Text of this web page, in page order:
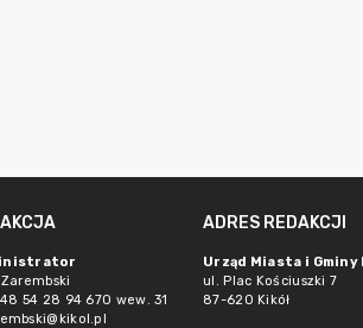
54 28 94 670 wew. 31
ADRES REDAKCJI
Urząd Miasta i Gminy
ul. Plac Kościuszki 7
87-620 Kikół